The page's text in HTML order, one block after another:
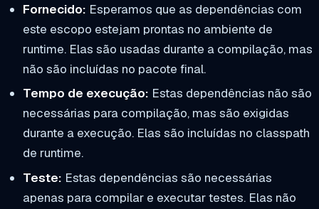
Fornecido: Esperamos que as dependências com
este escopo estejam prontas no ambiente de
runtime. Elas são usadas durante a compilação, mas
não são incluídas no pacote final.
Tempo de execução: Estas dependências não são
necessárias para compilação, mas são exigidas
durante a execução. Elas são incluídas no classpath
de runtime.
Teste: Estas dependências são necessárias
apenas para compilar e executar testes. Elas não